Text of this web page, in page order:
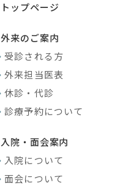
トップページ
外来のご案内
受診される方
外来担当医表
休診・代診
診療予約について
入院・面会案内
入院について
面会について